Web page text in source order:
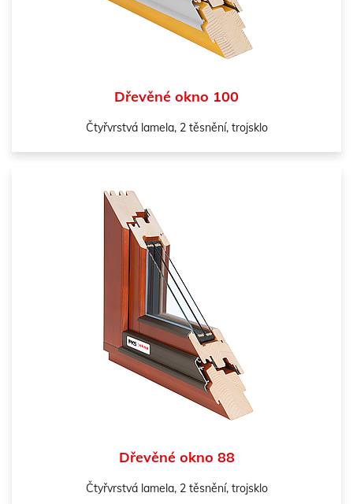
Dřevěné okno 100
Čtyřvrstvá lamela, 2 těsnění, trojsklo
Dřevěné okno 88
Čtyřvrstvá lamela, 2 těsnění, trojsklo